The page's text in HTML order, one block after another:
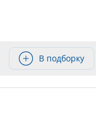
В подборку